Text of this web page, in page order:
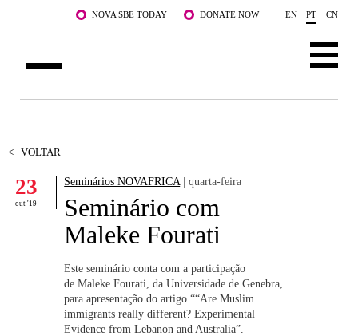
Saltar para o conteúdo principalNOVA SBE TODAY DONATE NOW EN PT CN
DOCENTES E INVESTIGAÇÃO
COMUNIDADE
< VOLTAR
23
out '19
Seminários NOVAFRICA| quarta-feira
Seminário com
Maleke Fourati
Este seminário conta com a participação
de Maleke Fourati, da Universidade de Genebra,
para apresentação do artigo ““Are Muslim
immigrants really different? Experimental
Evidence from Lebanon and Australia”.